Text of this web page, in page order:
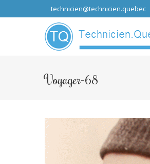
technicien@technicien.quebec
Voyager-68